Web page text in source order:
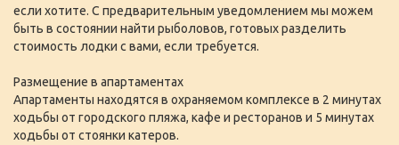
если хотите. С предварительным уведомлением мы можем
быть в состоянии найти рыболовов, готовых разделить
стоимость лодки с вами, если требуется.
Размещение в апартаментах
Апартаменты находятся в охраняемом комплексе в 2 минутах
ходьбы от городского пляжа, кафе и ресторанов и 5 минутах
ходьбы от стоянки катеров.